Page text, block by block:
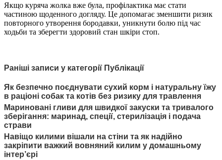
Якщо куряча жолка вже була, профілактика має стати
частиною щоденного догляду. Це допомагає зменшити ризик
повторного утворення бородавки, уникнути болю під час
ходьби та зберегти здоровий стан шкіри стоп.
Раніші записи у категорії Публікації
Як безпечно поєднувати сухий корм і натуральну їжу
в раціоні собак та котів без ризику для травлення
Мариновані гливи для швидкої закуски та тривалого
зберігання: маринад, спеції, стерилізація і подача
страви
Навіщо килими вішали на стіни та як надійно
закріпити важкий вовняний килим у домашньому
інтер’єрі